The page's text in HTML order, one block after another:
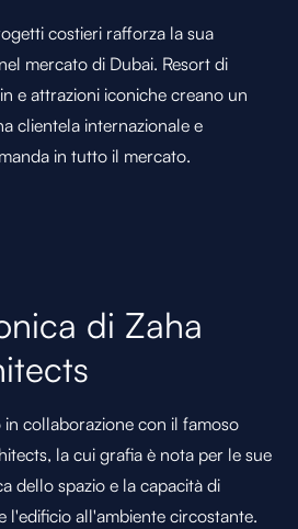
costieri rafforza la sua
mercato di Dubai. Resort di
e attrazioni iconiche creano un
clientela internazionale e
in tutto il mercato.
di Zaha
collaborazione con il famoso
la cui grafia è nota per le sue
dello spazio e la capacità di
l'edificio all'ambiente circostante.